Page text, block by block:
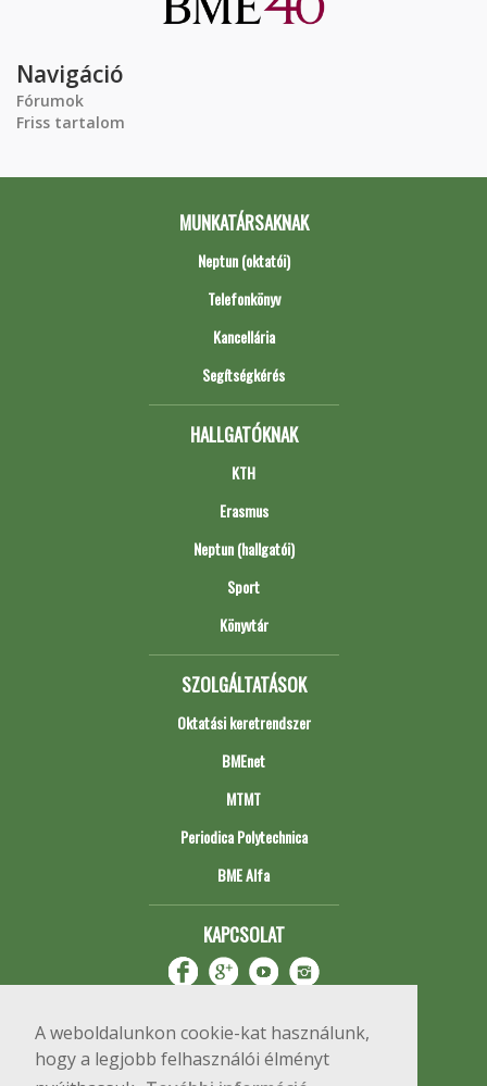
A weboldalunkon cookie-kat használunk,
hogy a legjobb felhasználói élményt
Navigáció
Fórumok
Friss tartalom
MUNKATÁRSAKNAK
Neptun (oktatói)
Telefonkönyv
Kancellária
Segítségkérés
HALLGATÓKNAK
KTH
Erasmus
Neptun (hallgatói)
Sport
Könyvtár
SZOLGÁLTATÁSOK
Oktatási keretrendszer
BMEnet
MTMT
Periodica Polytechnica
BME Alfa
KAPCSOLAT